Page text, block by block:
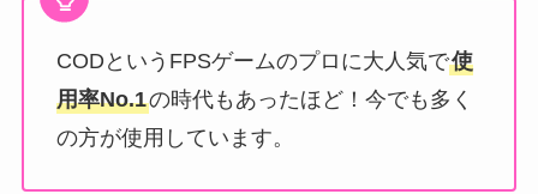
CODというFPSゲームのプロに大人気で使
用率No.1の時代もあったほど！今でも多く
の方が使用しています。